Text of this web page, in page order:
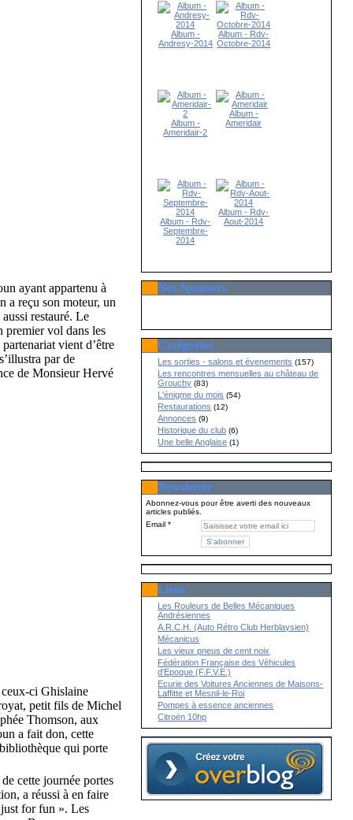
ayant appartenu à
a reçu son moteur, un
restauré. Le
premier vol dans les
vient d’être
par de
de Monsieur Hervé
ci Ghislaine
petit fils de Michel
Thomson, aux
a fait don, cette
qui porte
cette journée portes
a réussi à en faire
for fun ». Les
Album -
Andresy-2014
Album - Rdv-
Octobre-2014
Album -
Ameridair-2
Album -
Ameridair
Album - Rdv-
Septembre-
2014
Album - Rdv-
Aout-2014
Nos Sponsors
Catégories
Les sorties - salons et évenements (157)
Les rencontres mensuelles au château de
Grouchy (83)
L'énigme du mois (54)
Restaurations (12)
Annonces (9)
Historique du club (6)
Une belle Anglaise (1)
Newsletter
Abonnez-vous pour être averti des nouveaux
articles publiés.
Email
Liens
Les Rouleurs de Belles Mécaniques
Andrésiennes
A.R.C.H. (Auto Rétro Club Herblaysien)
Mécanicus
Les vieux pneus de cent noix
Fédération Française des Véhicules
d'Epoque (F.F.V.E.)
Ecurie des Voitures Anciennes de Maisons-
Laffitte et Mesnil-le-Roi
Pompes à essence anciennes
Citroën 10hp